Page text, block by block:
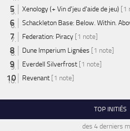
Xenology (+ Vin d'jeu d'aide de jeu) [1
Schackleton Base: Below. Within.
Federation: Piracy [1 note]
Dune Imperium Lignées [1 note]
Everdell Silverfrost [1 note]
Revenant [1 note]
TOP INITIÉS
des 4 derniers